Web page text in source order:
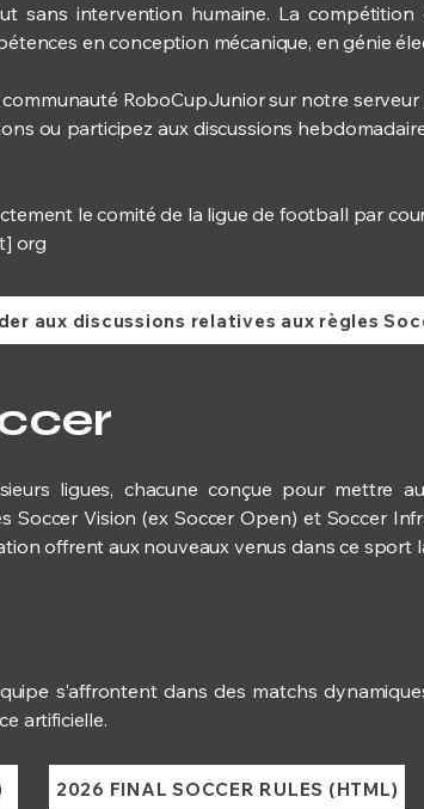
sans intervention humaine. La
en conception mécanique, en génie
RoboCupJunior sur notre serveur
ou participez aux discussions
le comité de la ligue de football par
org
ligues, chacune conçue pour mettre
Vision (ex Soccer Open) et Soccer
offrent aux nouveaux venus dans ce sport
s'affrontent dans des matchs
artificielle.
2026 FINAL SOCCER RULES (HTML)
aux discussions relatives aux règles